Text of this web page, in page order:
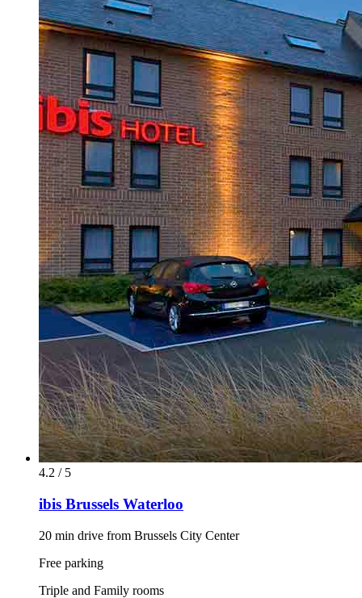
4.2 / 5
ibis Brussels Waterloo
20 min drive from Brussels City Center
Free parking
Triple and Family rooms